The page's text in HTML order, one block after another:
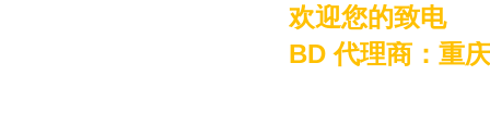
欢迎您的致电
BD 代理商：重